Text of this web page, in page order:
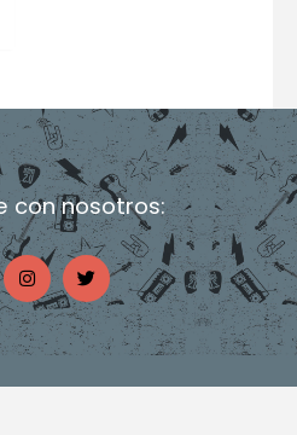
con nosotros:
I
n
s
t
a
g
r
T
w
i
t
t
e